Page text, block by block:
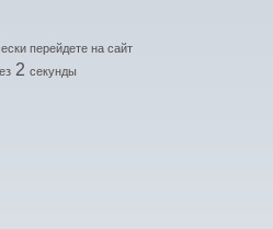
перейдете на сайт
2 секунды